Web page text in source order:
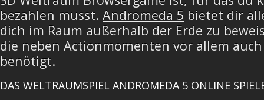
bezahlen musst. Andromeda 5 bietet dir
dich im Raum außerhalb der Erde zu
die neben Actionmomenten vor allem
benötigt.
DAS WELTRAUMSPIEL ANDROMEDA 5 ONLINE